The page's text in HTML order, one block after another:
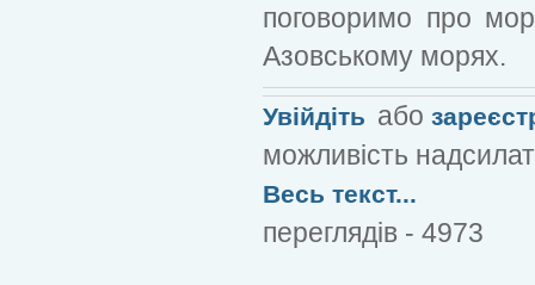
поговоримо про
Азовському морях.
Увійдіть або
можливість
Весь текст...
переглядів - 4973